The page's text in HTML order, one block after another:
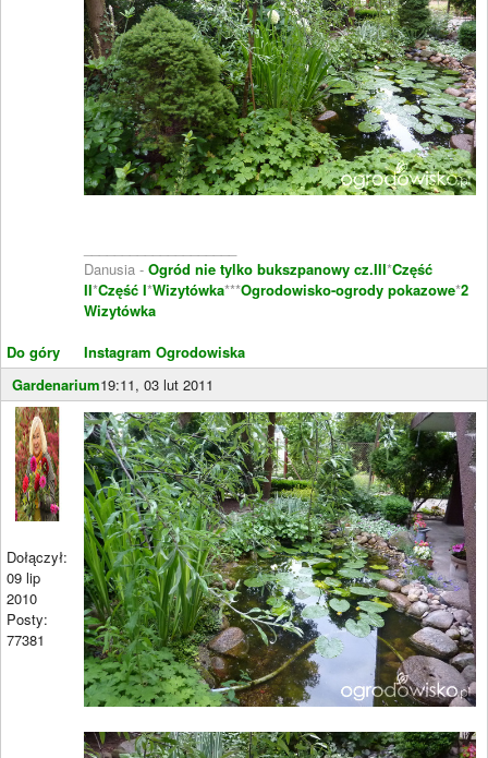
Do góry
Danusia - Ogród nie tylko bukszpanowy cz.III*Część
II*Część I*Wizytówka***Ogrodowisko-ogrody pokazowe*2
Wizytówka
Instagram Ogrodowiska
Gardenarium19:11, 03 lut 2011
Dołączył:
09 lip
2010
Posty:
77381